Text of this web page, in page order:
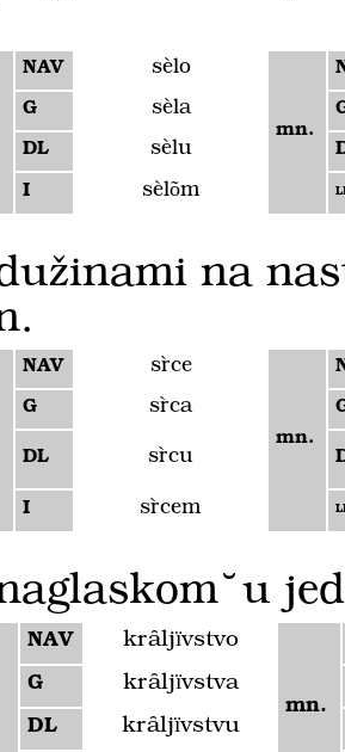
NAV sèlo
mn.
G
sèla
DL
sèlu
I
sèlõm
na
NAV sȑce
mn.
G
sȑca
DL sȑcu
I sȑcem
u
NAV krȃljïvstvo
mn.
G krȃljïvstva
DL krȃljïvstvu